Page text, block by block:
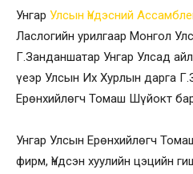
Унгар Улсын Үндэсний
Ласлогийн урилгаар Монгол
Г.Занданшатар Унгар Улсад
үеэр Улсын Их Хурлын дарга
Ерөнхийлөгч Томаш Шүйокт
Унгар Улсын Ерөнхийлөгч
фирм, Үндсэн хуулийн цэцийн